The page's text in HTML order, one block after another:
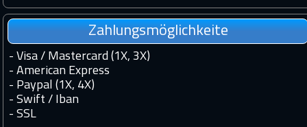
Zahlungsmöglichkeite
- Visa / Mastercard (1X, 3X)
- American Express
- Paypal (1X, 4X)
- Swift / Iban
- SSL